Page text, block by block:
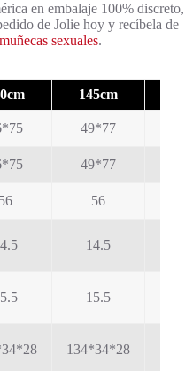
en embalaje 100% discreto,
de Jolie hoy y recíbela de
sexuales.
145cm
49*77
49*77
56 56
14.5
15.5
134*34*28